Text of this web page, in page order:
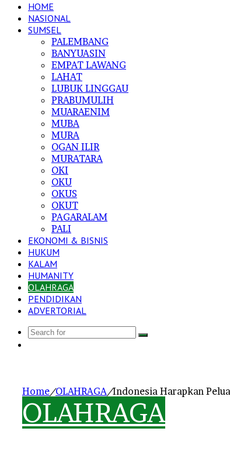
HOME
NASIONAL
SUMSEL
PALEMBANG
BANYUASIN
EMPAT LAWANG
LAHAT
LUBUK LINGGAU
PRABUMULIH
MUARAENIM
MUBA
MURA
OGAN ILIR
MURATARA
OKI
OKU
OKUS
OKUT
PAGARALAM
PALI
EKONOMI & BISNIS
HUKUM
KALAM
HUMANITY
OLAHRAGA
PENDIDIKAN
ADVERTORIAL
Search
Home/OLAHRAGA/Indonesia Harapkan
OLAHRAGA